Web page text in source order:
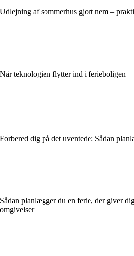
Udlejning af sommerhus gjort nem –
Når teknologien flytter ind i ferieboligen
Forbered dig på det uventede: Sådan
Sådan planlægger du en ferie, der giver
omgivelser